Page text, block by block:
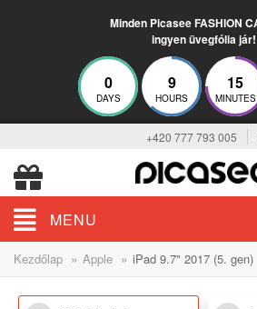
Minden Picasee FASHION
ingyen üvegfólia jár!
0
DAYS
9
HOURS
15
MINUTES
+420 777 793 005
MENU
Kezdőlap » Apple » iPad 9.7" 2017 (5. gen)